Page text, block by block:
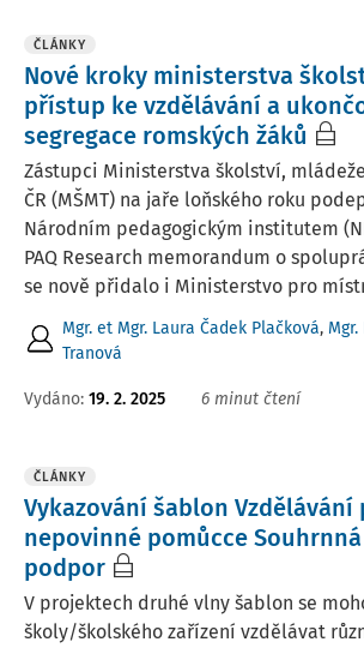
ČLÁNKY
Nové kroky ministerstva
přístup ke vzdělávání a
segregace romských žáků
Zástupci Ministerstva školství,
ČR (MŠMT) na jaře loňského roku
Národním pedagogickým institutem
PAQ Research memorandum o
se nově přidalo i Ministerstvo pro
Mgr. et Mgr. Laura Čadek Plačková,
Tranová
Vydáno: 19. 2. 2025 6 minut čtení
ČLÁNKY
Vykazování šablon
nepovinné pomůcce
podpor
V projektech druhé vlny šablon se
školy/školského zařízení vzdělávat